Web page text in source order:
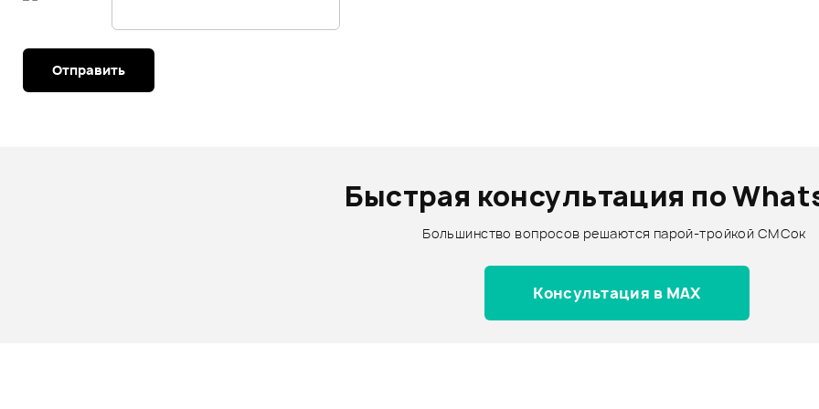
Отправить
Быстрая консультация по
Большинство вопросов решаются парой-тройкой СМСок
Консультация в MAX